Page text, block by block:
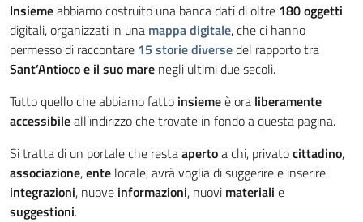
Insiemeabbiamo costruito una banca dati di oltre 180 oggetti
digitali, organizzati in una mappa digitale, che ci hanno
permesso di raccontare 15 storie diversedel rapporto tra
Sant’Antioco e il suo mare negli ultimi due secoli.
Tutto quello che abbiamo fatto insiemeè ora liberamente
accessibileall’indirizzo che trovate in fondo a questa pagina.
Si tratta di un portale che restaapertoa chi, privatocittadino,
associazione,ente locale, avrà voglia di suggerire e inserire
integrazioni, nuove informazioni, nuovi materiali e
suggestioni.